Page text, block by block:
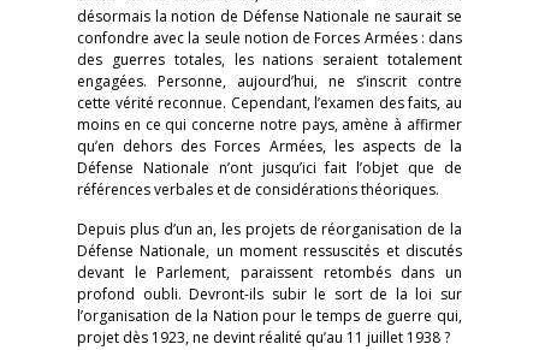
désormais la notion de Défense Nationale ne saurait se
confondre avec la seule notion de Forces Armées : dans
des guerres totales, les nations seraient totalement
engagées. Personne, aujourd’hui, ne s’inscrit contre
cette vérité reconnue. Cependant, l’examen des faits, au
moins en ce qui concerne notre pays, amène à affirmer
qu’en dehors des Forces Armées, les aspects de la
Défense Nationale n’ont jusqu’ici fait l’objet que de
références verbales et de considérations théoriques.
Depuis plus d’un an, les projets de réorganisation de la
Défense Nationale, un moment ressuscités et discutés
devant le Parlement, paraissent retombés dans un
profond oubli. Devront-ils subir le sort de la loi sur
l’organisation de la Nation pour le temps de guerre qui,
projet dès 1923, ne devint réalité qu’au 11 juillet 1938 ?